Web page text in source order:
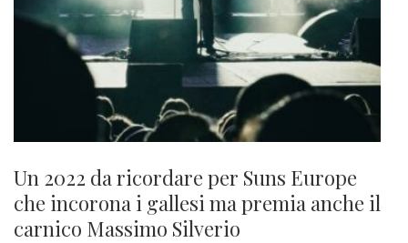
Un 2022 da ricordare per Suns Europe
che incorona i gallesi ma premia anche il
carnico Massimo Silverio